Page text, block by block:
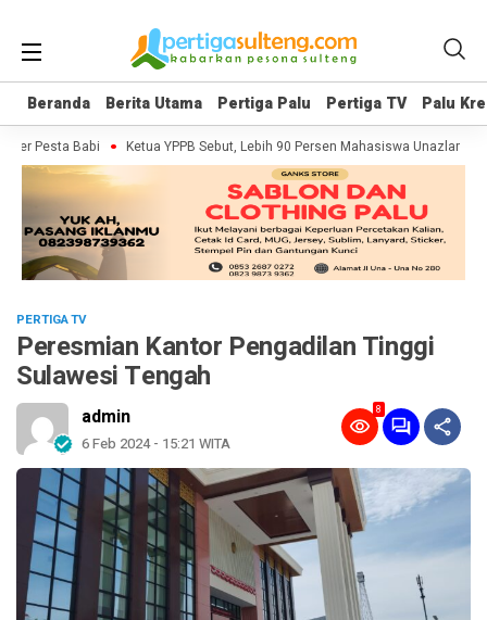
Beranda Berita Utama Pertiga Palu Pertiga TV Palu
Beranda Berita Utama Pertiga Palu Pertiga TV Palu
Pesta Babi Ketua YPPB Sebut, Lebih 90 Persen Mahasiswa Unazlam
PERTIGA TV
Peresmian Kantor Pengadilan Tinggi
Sulawesi Tengah
admin
6 Feb 2024 - 15:21 WITA
8